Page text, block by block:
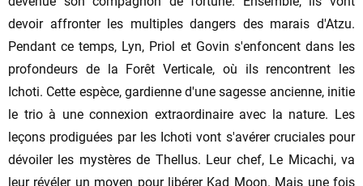
devoir affronter les multiples dangers des marais d'Atzu.
Pendant ce temps, Lyn, Priol et Govin s'enfoncent dans les
profondeurs de la Forêt Verticale, où ils rencontrent les
Ichoti. Cette espèce, gardienne d'une sagesse ancienne, initie
le trio à une connexion extraordinaire avec la nature. Les
leçons prodiguées par les Ichoti vont s'avérer cruciales pour
dévoiler les mystères de Thellus. Leur chef, Le Micachi, va
leur révéler un moyen pour libérer Kad Moon. Mais une fois